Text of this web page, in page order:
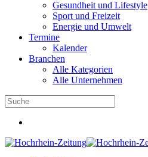
Gesundheit und Lifestyle
Sport und Freizeit
Energie und Umwelt
Termine
Kalender
Branchen
Alle Kategorien
Alle Unternehmen